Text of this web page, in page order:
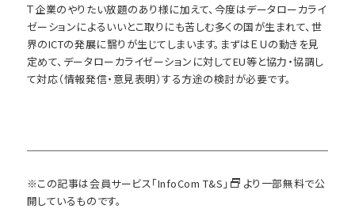
Ｔ企業のやりたい放題のあり様に加えて、今度はデータローカライ
ゼーションによるいいとこ取りにも苦しむ多くの国が生まれて、世
界のICTの発展に翳りが生じてしまいます。まずはＥＵの動きを見
定めて、データローカライゼーションに対してEU等と協力・協調し
て対応（情報発信・意見表明）する方途の検討が必要です。
※この記事は会員サービス「InfoCom T&S」
より一部無料で公
開しているものです。